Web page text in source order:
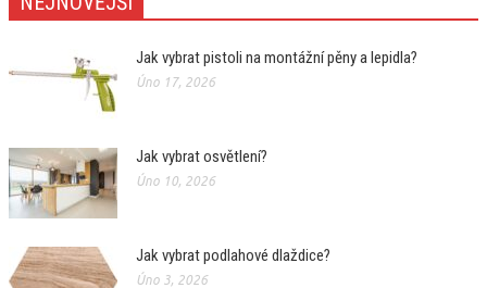
Jak vybrat pistoli na montážní pěny a lepidla?
Úno 17, 2026
Jak vybrat osvětlení?
Úno 10, 2026
Jak vybrat podlahové dlaždice?
Úno 3, 2026